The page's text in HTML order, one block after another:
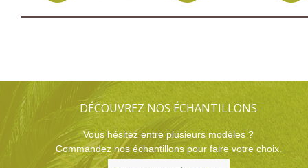
DÉCOUVREZ NOS ÉCHANTILLONS
Vous hésitez entre plusieurs modèles ?
Commandez nos échantillons pour faire votre choix.